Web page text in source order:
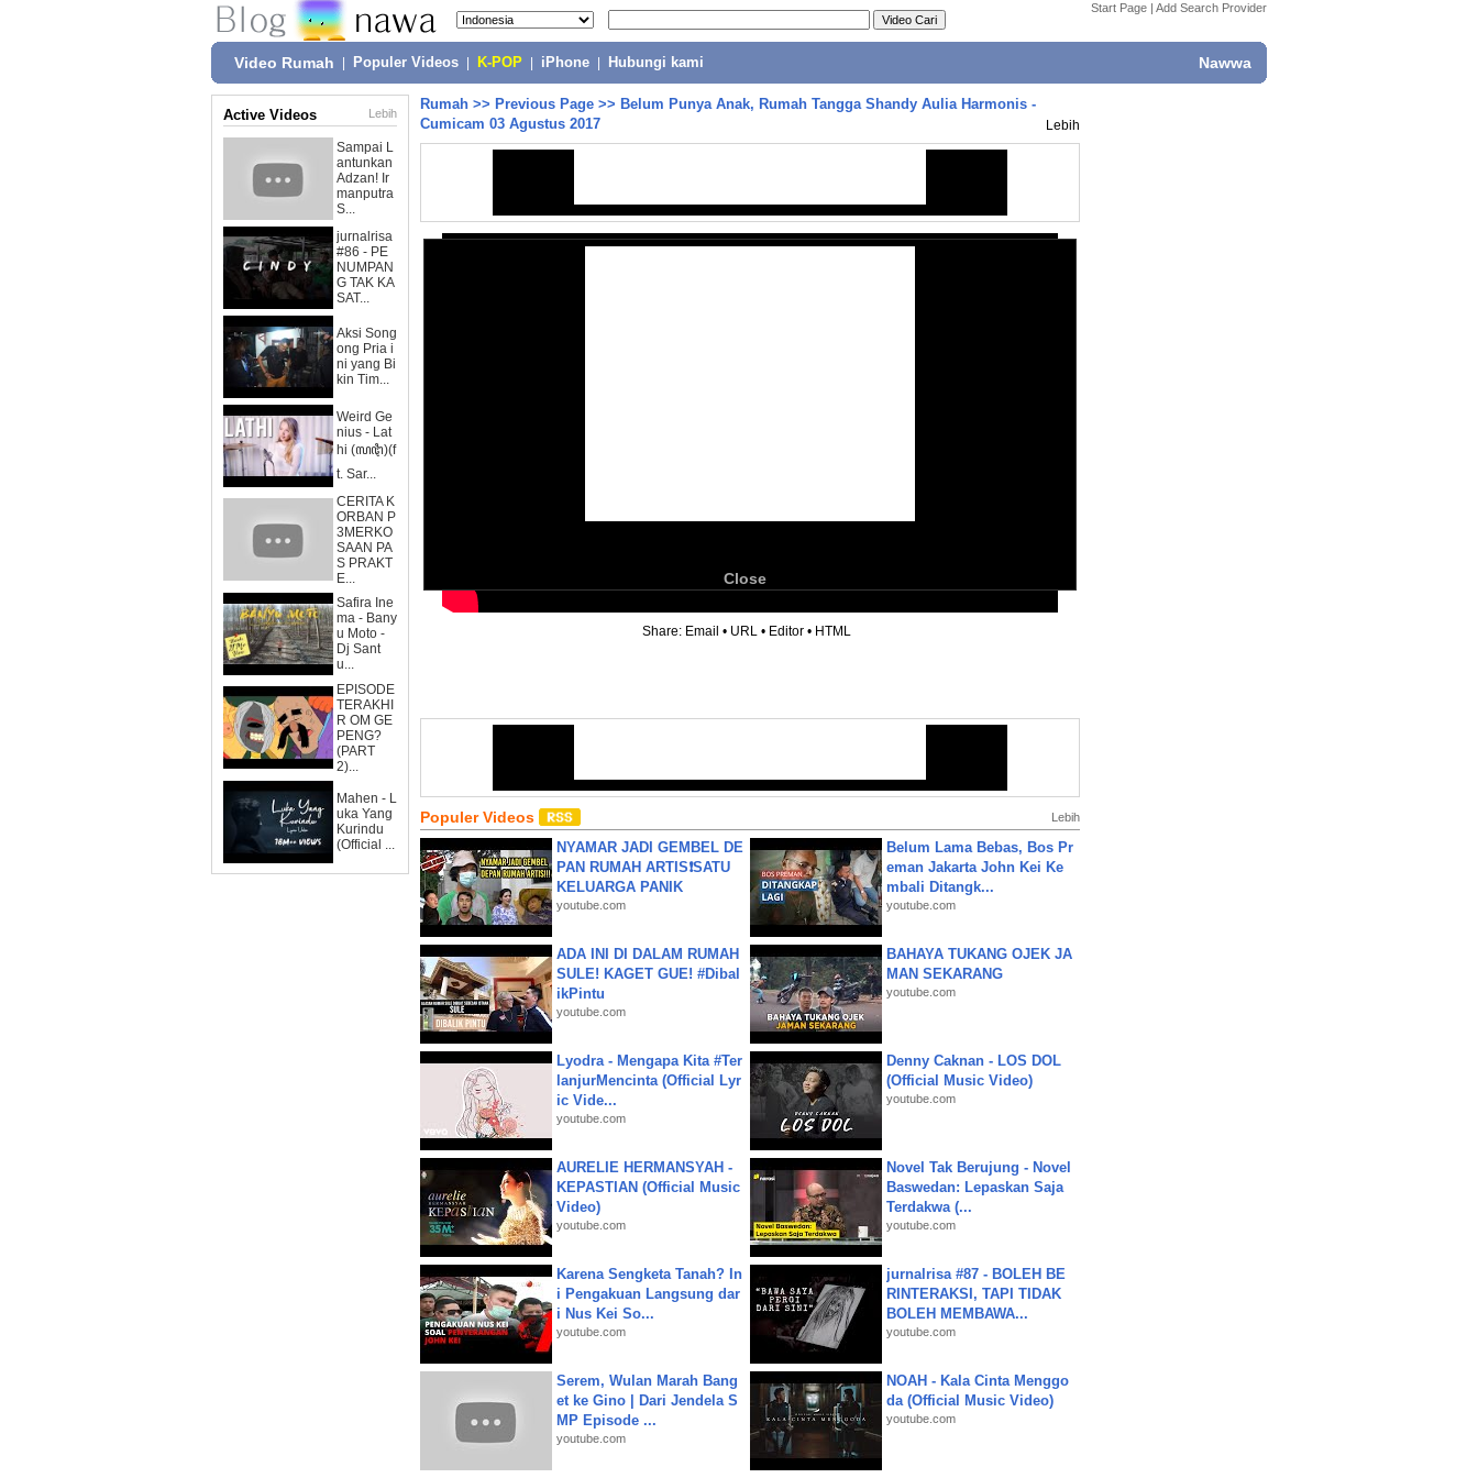
Start Page | Add Search Provider
Video Rumah Populer Videos K-POP iPhone Hubungi kami Nawwa
Active Videos Lebih
Sampai L
antunkan
Adzan! Ir
manputra
S...
jurnalrisa
#86 - PE
NUMPAN
G TAK KA
SAT...
Aksi Song
ong Pria i
ni yang Bi
kin Tim...
Weird Ge
nius - Lat
hi (ꦭꦛꦶ)(f
t. Sar...
CERITA K
ORBAN P
3MERKO
SAAN PA
S PRAKT
E...
Safira Ine
ma - Bany
u Moto -
Dj Sant
u...
EPISODE
TERAKHI
R OM GE
PENG?
(PART
2)...
Mahen - L
uka Yang
Kurindu
(Official ...
Rumah >> Previous Page >> Belum Punya Anak, Rumah Tangga Shandy Aulia Harmonis -
Cumicam 03 Agustus 2017
Lebih
Close
Share: Email • URL • Editor • HTML
Populer Videos Lebih
NYAMAR JADI GEMBEL DE
PAN RUMAH ARTIS❗SATU
KELUARGA PANIK
youtube.com
Belum Lama Bebas, Bos Pr
eman Jakarta John Kei Ke
mbali Ditangk...
youtube.com
ADA INI DI DALAM RUMAH
SULE! KAGET GUE! #Dibal
ikPintu
youtube.com
BAHAYA TUKANG OJEK JA
MAN SEKARANG
youtube.com
Lyodra - Mengapa Kita #Ter
lanjurMencinta (Official Lyr
ic Vide...
youtube.com
Denny Caknan - LOS DOL
(Official Music Video)
youtube.com
AURELIE HERMANSYAH -
KEPASTIAN (Official Music
Video)
youtube.com
Novel Tak Berujung - Novel
Baswedan: Lepaskan Saja
Terdakwa (...
youtube.com
Karena Sengketa Tanah? In
i Pengakuan Langsung dar
i Nus Kei So...
youtube.com
jurnalrisa #87 - BOLEH BE
RINTERAKSI, TAPI TIDAK
BOLEH MEMBAWA...
youtube.com
Serem, Wulan Marah Bang
et ke Gino | Dari Jendela S
MP Episode ...
youtube.com
NOAH - Kala Cinta Menggo
da (Official Music Video)
youtube.com